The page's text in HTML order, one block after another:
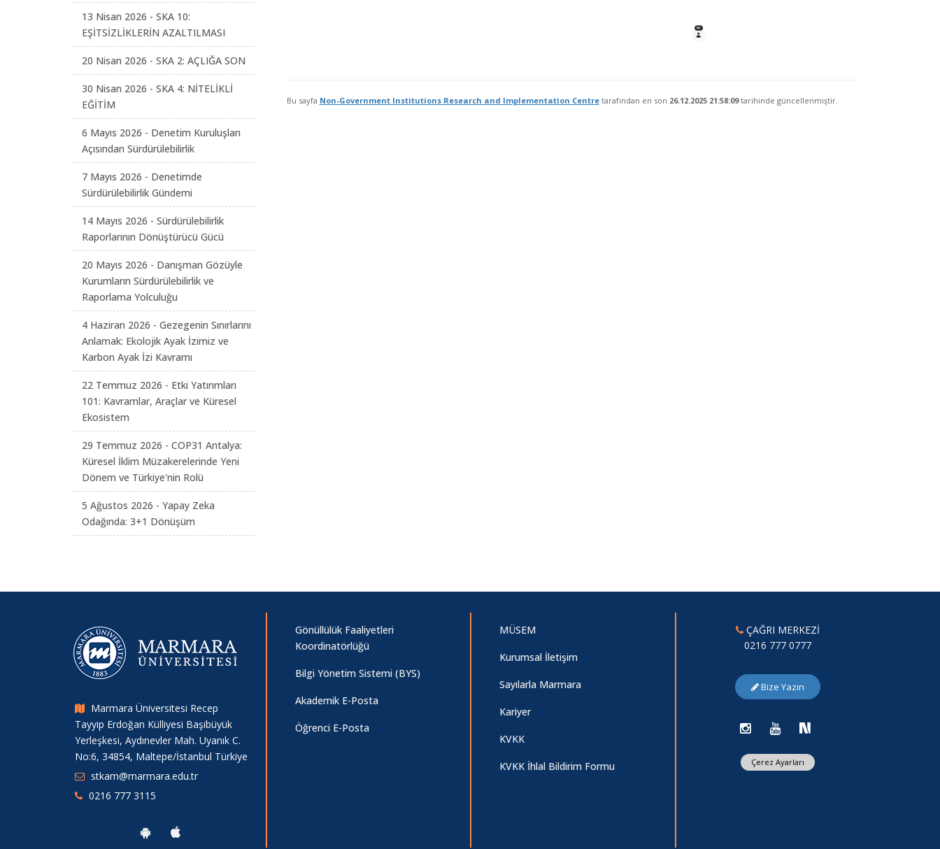
Bu sayfa Non-Government Institutions Research and Implementation Centretarafından en son 26.12.2025 21:58:09tarihinde güncellenmiştir.
13 Nisan 2026 - SKA 10:
EŞİTSİZLİKLERİN AZALTILMASI
20 Nisan 2026 - SKA 2: AÇLIĞA SON
30 Nisan 2026 - SKA 4: NİTELİKLİ
EĞİTİM
6 Mayıs 2026 - Denetim Kuruluşları
Açısından Sürdürülebilirlik
7 Mayıs 2026 - Denetimde
Sürdürülebilirlik Gündemi
14 Mayıs 2026 - Sürdürülebilirlik
Raporlarının Dönüştürücü Gücü
20 Mayıs 2026 - Danışman Gözüyle
Kurumların Sürdürülebilirlik ve
Raporlama Yolculuğu
4 Haziran 2026 - Gezegenin Sınırlarını
Anlamak: Ekolojik Ayak İzimiz ve
Karbon Ayak İzi Kavramı
22 Temmuz 2026 - Etki Yatırımları
101: Kavramlar, Araçlar ve Küresel
Ekosistem
29 Temmuz 2026 - COP31 Antalya:
Küresel İklim Müzakerelerinde Yeni
Dönem ve Türkiye'nin Rolü
5 Ağustos 2026 - Yapay Zeka
Odağında: 3+1 Dönüşüm
Marmara Üniversitesi Recep
Tayyip Erdoğan Külliyesi Başıbüyük
Yerleşkesi, Aydınevler Mah. Uyanık C.
No:6, 34854, Maltepe/İstanbul Türkiye
stkam@marmara.edu.tr
0216 777 3115
Gönüllülük Faaliyetleri
Koordinatörlüğü
Bilgi Yönetim Sistemi (BYS)
Akademik E-Posta
Öğrenci E-Posta
MÜSEM
Kurumsal İletişim
Sayılarla Marmara
Kariyer
KVKK
KVKK İhlal Bildirim Formu
ÇAĞRI MERKEZİ
0216 777 0777
Bize Yazın
Çerez Ayarları